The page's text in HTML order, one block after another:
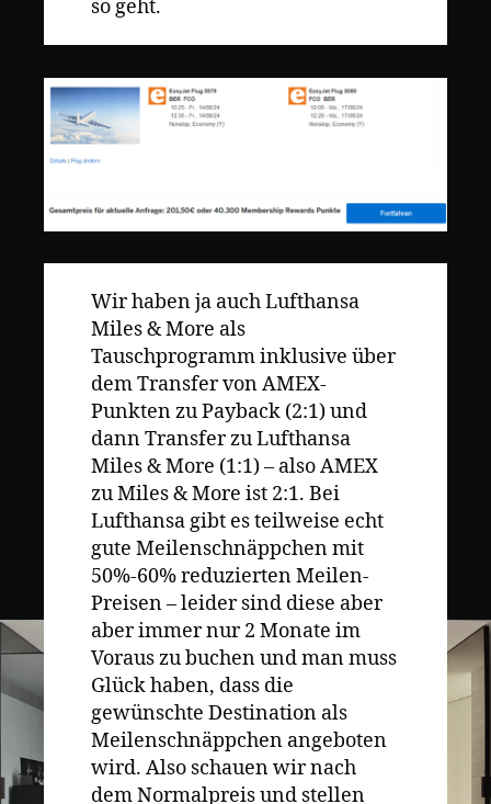
so geht.
Wir haben ja auch Lufthansa
Miles & More als
Tauschprogramm inklusive über
dem Transfer von AMEX-
Punkten zu Payback (2:1) und
dann Transfer zu Lufthansa
Miles & More (1:1) – also AMEX
zu Miles & More ist 2:1. Bei
Lufthansa gibt es teilweise echt
gute Meilenschnäppchen mit
50%-60% reduzierten Meilen-
Preisen – leider sind diese aber
aber immer nur 2 Monate im
Voraus zu buchen und man muss
Glück haben, dass die
gewünschte Destination als
Meilenschnäppchen angeboten
wird. Also schauen wir nach
dem Normalpreis und stellen